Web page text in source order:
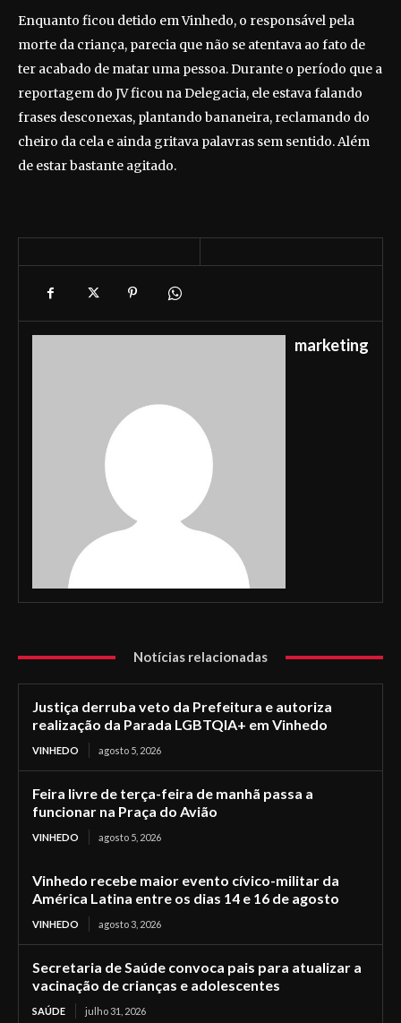
Enquanto ficou detido em Vinhedo, o responsável pela
morte da criança, parecia que não se atentava ao fato de
ter acabado de matar uma pessoa. Durante o período que a
reportagem do JV ficou na Delegacia, ele estava falando
frases desconexas, plantando bananeira, reclamando do
cheiro da cela e ainda gritava palavras sem sentido. Além
de estar bastante agitado.
marketing
Notícias relacionadas
Justiça derruba veto da Prefeitura e autoriza
realização da Parada LGBTQIA+ em Vinhedo
VINHEDO agosto 5, 2026
Feira livre de terça-feira de manhã passa a
funcionar na Praça do Avião
VINHEDO agosto 5, 2026
Vinhedo recebe maior evento cívico-militar da
América Latina entre os dias 14 e 16 de agosto
VINHEDO agosto 3, 2026
Secretaria de Saúde convoca pais para atualizar a
vacinação de crianças e adolescentes
SAÚDE julho 31, 2026